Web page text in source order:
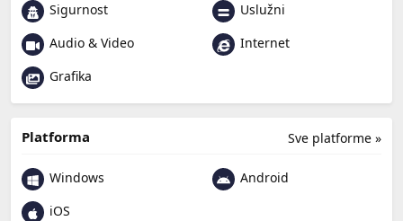
Sigurnost
Uslužni
Audio & Video
Internet
Grafika
Sve platforme »
Platforma
Windows
Android
iOS